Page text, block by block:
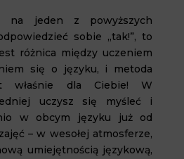
na jeden z powyższych
sobie „tak!”, to
różnica między uczeniem
się o języku, i metoda
właśnie dla Ciebie! W
uczysz się myśleć i
w obcym języku już od
– w wesołej atmosferze,
umiejętnością językową,